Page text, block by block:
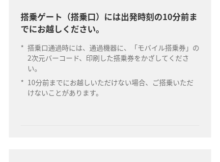
搭乗ゲート（搭乗口）には出発時刻の10分前ま
でにお越しください。
* 搭乗口通過時には、通過機器に、「モバイル搭乗券」の
2次元バーコード、印刷した搭乗券をかざしてくださ
い。
* 10分前までにお越しいただけない場合、ご搭乗いただ
けないことがあります。